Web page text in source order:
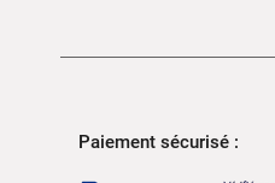
Paiement sécurisé :